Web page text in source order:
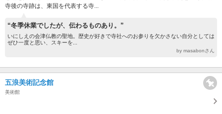
寺後の寺跡は、東国を代表する寺...
“冬季休業でしたが、伝わるものあり。”
いにしえの会津仏教の聖地。歴史が好きで寺社へのお参りを欠かさない自分としては
ぜひ一度と思い、スキーを...
by masabonさん
五浪美術記念館
美術館